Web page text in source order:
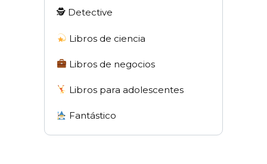
🕵 Detective
Libros de ciencia
Libros de negocios
Libros para adolescentes
Fantástico